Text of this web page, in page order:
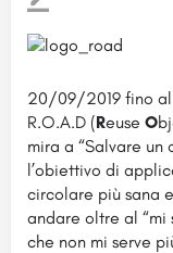
20/09/2019 fino
R.O.A.D (Reuse O
mira a “Salvare
l’obiettivo di
circolare più sana
andare oltre al “mi
che non mi serve